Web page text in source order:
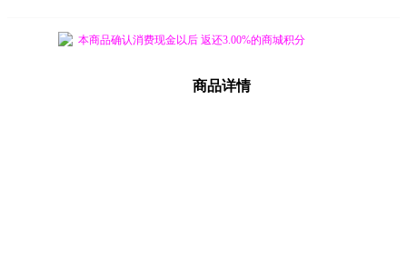
本商品确认消费现金以后 返还3.00%的商城积分
商品详情